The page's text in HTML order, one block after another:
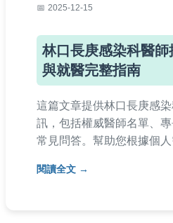
2025-12-15
林口長庚感染科醫
與就醫完整指南
這篇文章提供林口長庚感
訊，包括權威醫師名單、
常見問答。幫助您根據個
容，解決就醫前的所有疑問
閱讀全文